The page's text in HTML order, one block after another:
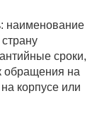
наименование
сроки,
обращения на
корпусе или